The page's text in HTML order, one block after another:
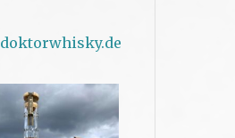
doktorwhisky.de